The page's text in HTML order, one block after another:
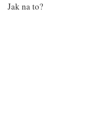
Jak na to?